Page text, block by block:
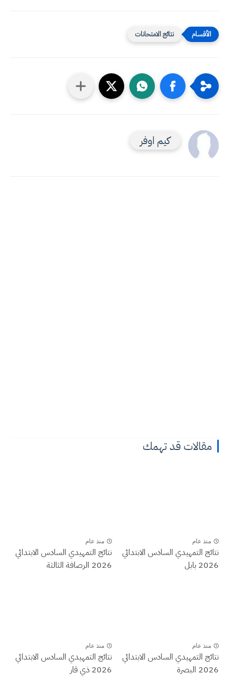
نتائج الامتحانات
كيم اوفر
مقالات قد تهمك
منذ عام
نتائج التمهيدي السادس الابتدائي
2026 بابل
منذ عام
نتائج التمهيدي السادس الابتدائي
2026 الرصافة الثالثة
منذ عام
نتائج التمهيدي السادس الابتدائي
2026 البصرة
منذ عام
نتائج التمهيدي السادس الابتدائي
2026 ذي قار